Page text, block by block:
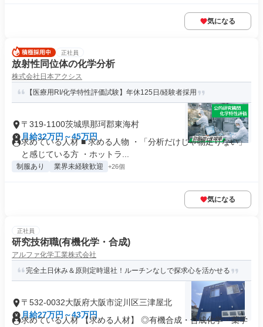
気になる
正社員
放射性同位体の化学分析
株式会社日本アクシス
【医療用RI/化学特性評価試験】年休125日/経験者採用
〒319-1100茨城県那珂郡東海村
月給32万円～45万円
求めている人材 ■ 求める人物 ・「分析だけじゃ物足りない」
と感じている方 ・ホットラ...
制服あり 業界未経験歓迎 +26個
気になる
正社員
研究技術職(有機化学・合成)
アルファ化学工業株式会社
完全土日休み＆原則定時退社！ルーチンなしで探求心を活かせる
〒532-0032大阪府大阪市淀川区三津屋北
月給27万円～43万円
求めている人材 【求める人材】 ◎有機合成・合成化学・薬学